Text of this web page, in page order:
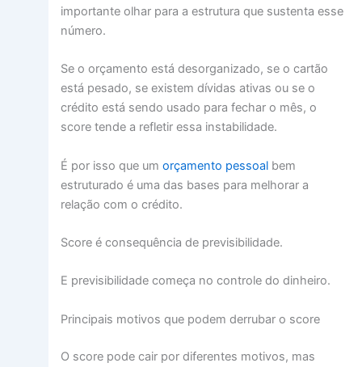
importante olhar para a estrutura que sustenta esse
número.
Se o orçamento está desorganizado, se o cartão
está pesado, se existem dívidas ativas ou se o
crédito está sendo usado para fechar o mês, o
score tende a refletir essa instabilidade.
É por isso que um orçamento pessoalbem
estruturado é uma das bases para melhorar a
relação com o crédito.
Score é consequência de previsibilidade.
E previsibilidade começa no controle do dinheiro.
Principais motivos que podem derrubar o score
O score pode cair por diferentes motivos, mas